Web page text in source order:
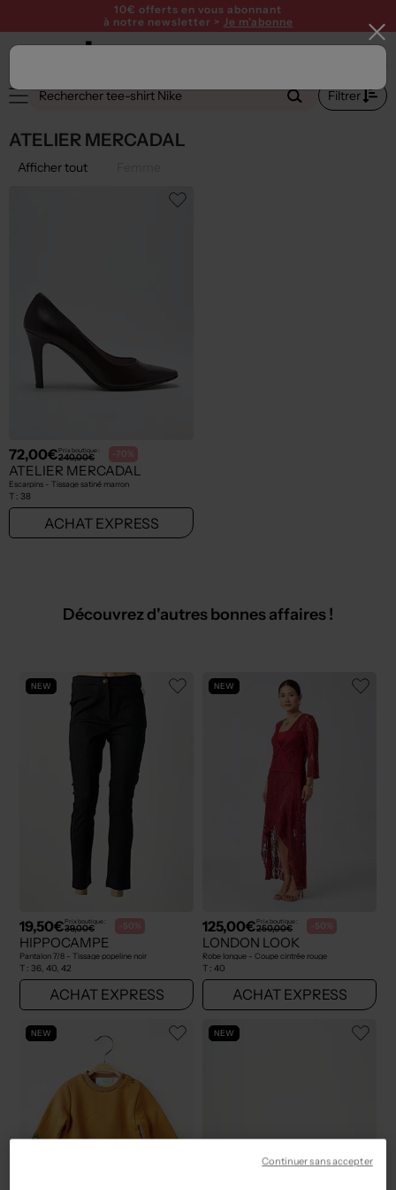
10€ offerts en vous abonnant
à notre newsletter > Je m'abonne
Filtrer
ATELIER MERCADAL
Afficher tout
72,00€Prix boutique :
240,00€ -70%
ATELIER MERCADAL
Escarpins - Tissage satiné marron
T : 38
ACHAT EXPRESS
Découvrez d'autres bonnes affaires !
NEW
19,50€Prix boutique :
39,00€ -50%
HIPPOCAMPE
Pantalon 7/8 - Tissage popeline noir
T : 36, 40, 42
ACHAT EXPRESS
NEW
125,00€Prix boutique :
250,00€ -50%
LONDON LOOK
Robe longue - Coupe cintrée rouge
T : 40
ACHAT EXPRESS
NEW NEW
Continuer sans accepter